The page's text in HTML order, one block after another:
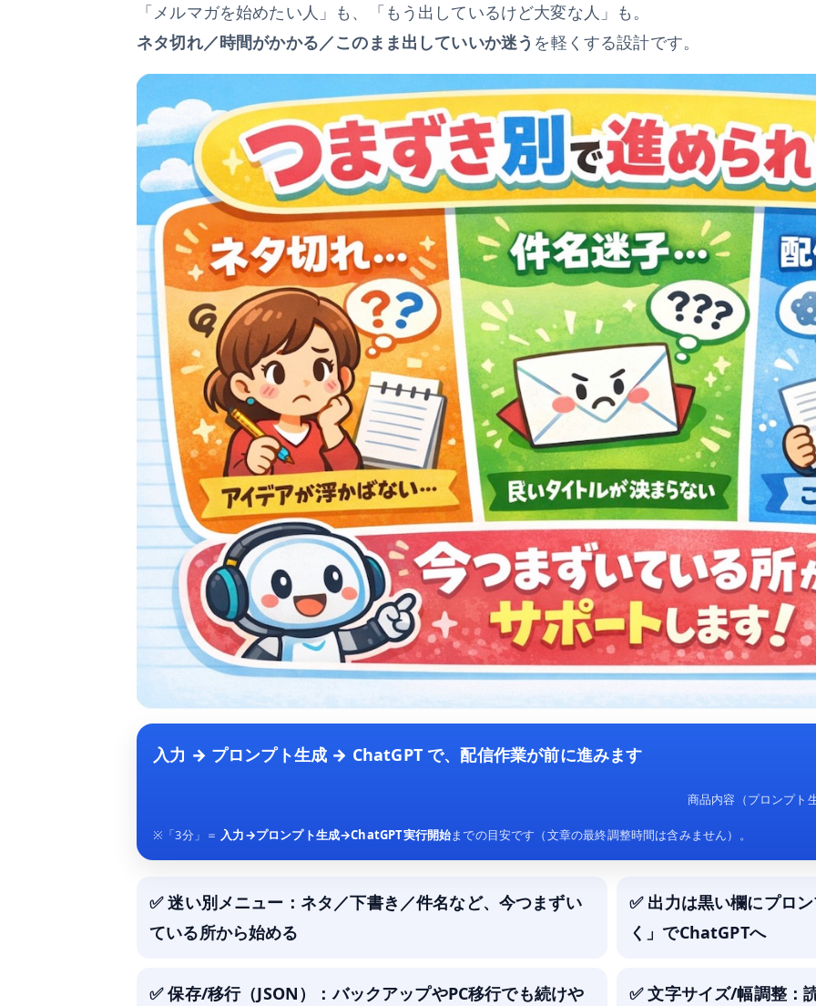
「メルマガを始めたい人」も、「もう出しているけど大変な人」も。
ネタ切れ／時間がかかる／このまま出していいか迷う を軽くする設計です。
入力 → プロンプト生成 → ChatGPT で、配信作業が前に進みます
商品内容（プロンプト
※「3分」＝ 入力→プロンプト生成→ChatGPT実行開始までの目安です（文章の最終調整時間は含みません）。
✅ 迷い別メニュー：ネタ／下書き／件名など、今つまずい
ている所から始める
✅ 出力は黒い欄にプロ
く」でChatGPTへ
✅ 保存/移行（JSON）：バックアップやPC移行でも続けや
✅ 文字サイズ/幅調整：